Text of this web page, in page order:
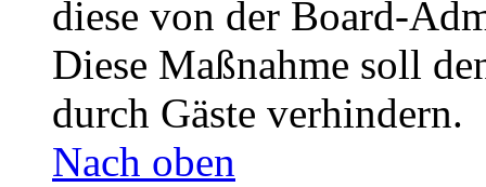
diese von der Board-
Diese Maßnahme soll
durch Gäste verhindern.
Nach oben